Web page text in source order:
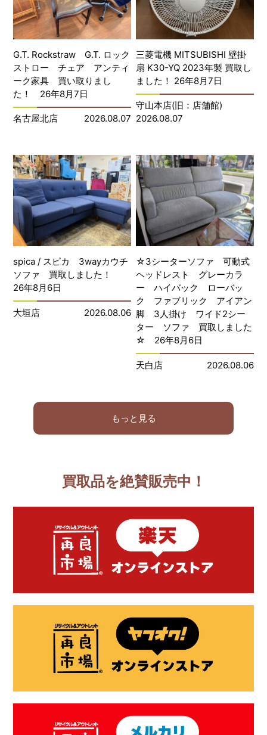
G.T. Rockstraw G.T. ロック
ストロー チェア アンティ
ーク家具 買い取りまし
た！ 26年8月7日
名古屋北店 2026.08.07
三菱電機 MITSUBISHI 壁掛
扇 K30-YQ 2023年製 買取し
ました！ 26年8月7日
守山本店(旧：店舗館)
2026.08.07
spica / スピカ 3wayカウチ
ソファ 買取しました！
26年8月6日
大垣店 2026.08.06
☆3シーターソファ 可動式
ヘッドレスト グレーカラ
ー ハイバック ローバッ
ク ファブリック アイアン
脚 3人掛け ワイド2シー
ター ソファ 買取しました
☆ 26年8月6日
天白店 2026.08.06
もっと見る
買取品を絶賛販売中！